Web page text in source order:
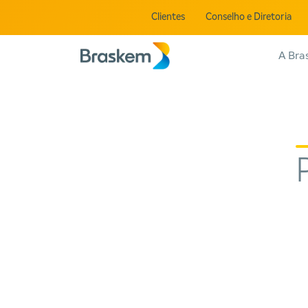
Clientes Conselho e Diretoria
A